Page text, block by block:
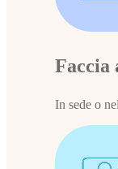
Faccia
In sede o